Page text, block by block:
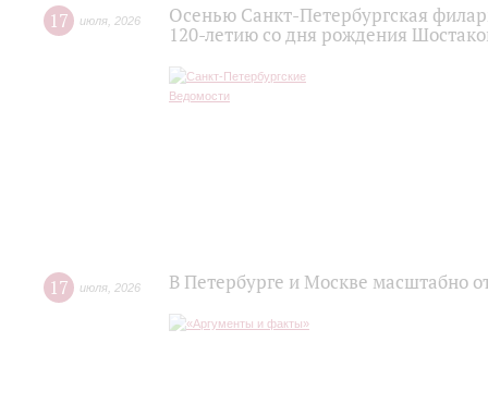
17 июля 2026
Осенью Санкт-Петербургская
120‑летию со дня рождения
17 июля 2026 В Петербурге и Москве масштабно